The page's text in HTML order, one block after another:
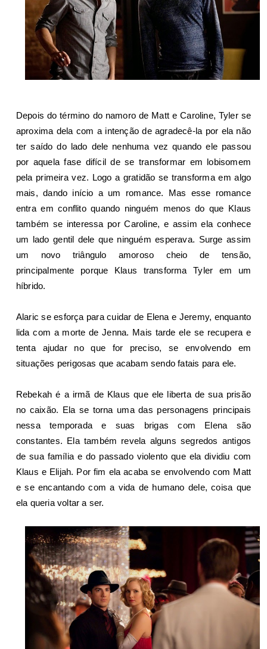
Depois do término do namoro de Matt e Caroline, Tyler se
aproxima dela com a intenção de agradecê-la por ela não
ter saído do lado dele nenhuma vez quando ele passou
por aquela fase difícil de se transformar em lobisomem
pela primeira vez. Logo a gratidão se transforma em algo
mais, dando início a um romance. Mas esse romance
entra em conflito quando ninguém menos do que Klaus
também se interessa por Caroline, e assim ela conhece
um lado gentil dele que ninguém esperava. Surge assim
um novo triângulo amoroso cheio de tensão,
principalmente porque Klaus transforma Tyler em um
híbrido.
Alaric se esforça para cuidar de Elena e Jeremy, enquanto
lida com a morte de Jenna. Mais tarde ele se recupera e
tenta ajudar no que for preciso, se envolvendo em
situações perigosas que acabam sendo fatais para ele.
Rebekah é a irmã de Klaus que ele liberta de sua prisão
no caixão. Ela se torna uma das personagens principais
nessa temporada e suas brigas com Elena são
constantes. Ela também revela alguns segredos antigos
de sua família e do passado violento que ela dividiu com
Klaus e Elijah. Por fim ela acaba se envolvendo com Matt
e se encantando com a vida de humano dele, coisa que
ela queria voltar a ser.